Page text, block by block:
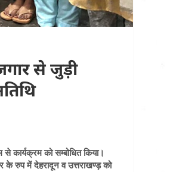
से जुड़ी
से कार्यक्रम को सम्बोधित किया।
के रुप में देहरादून व उत्तराखण्ड़ को